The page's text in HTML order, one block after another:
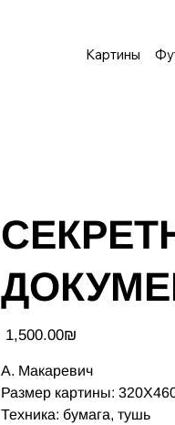
Картины
Цена ‏1,500.00 ‏₪
А. Макаревич
Размер картины:
Техника: бумага, тушь